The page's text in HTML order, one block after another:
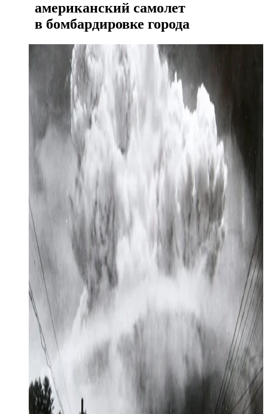
американский самолет
в бомбардировке города